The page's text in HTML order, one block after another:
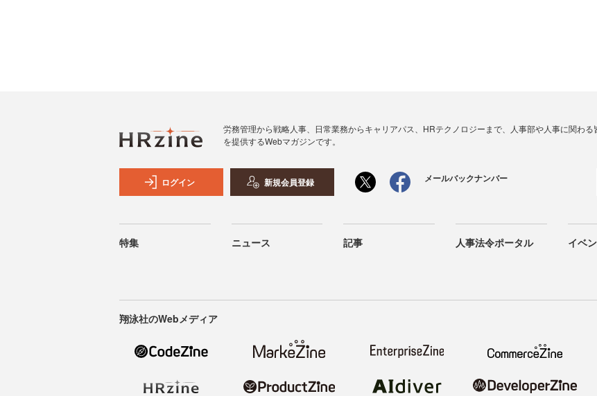
労務管理から戦略人事、日常業務からキャリアパス、HRテクノロジーまで、人事部や人事に関わ
を提供するWebマガジンです。
ログイン 新規会員登録 メールバックナンバー
特集 ニュース 記事 人事法令ポータル イベ
翔泳社のWebメディア